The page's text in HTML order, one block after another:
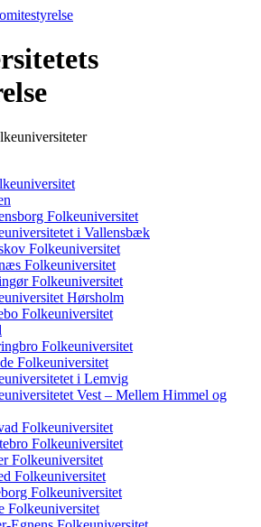
Folkeuniversitet
i Vallensbæk
Folkeuniversitet
Folkeuniversitet
Folkeuniversitet
Hørsholm
Folkeuniversitet
Folkeuniversitet
Folkeuniversitet
i Lemvig
Vest – Mellem Himmel og
Folkeuniversitet
Folkeuniversitet
Folkeuniversitet
Folkeuniversitet
Folkeuniversitet
Folkeuniversitet